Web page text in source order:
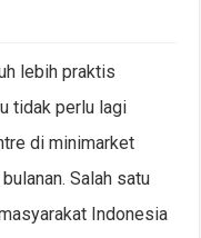
lebih praktis
tidak perlu lagi
di minimarket
Salah satu
Indonesia